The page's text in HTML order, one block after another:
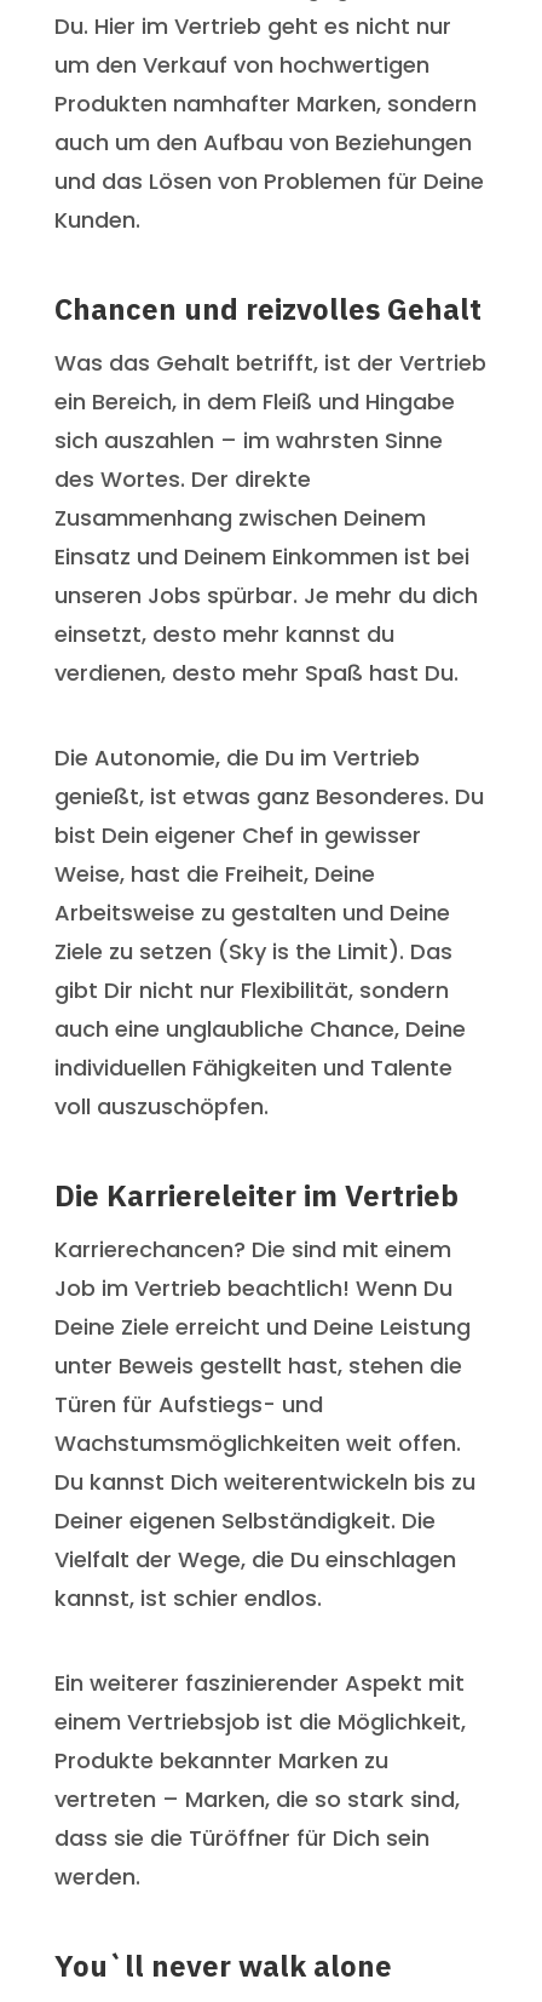
Du. Hier im Vertrieb geht es nicht nur
um den Verkauf von hochwertigen
Produkten namhafter Marken, sondern
auch um den Aufbau von Beziehungen
und das Lösen von Problemen für Deine
Kunden.
Chancen und reizvolles Gehalt
Was das Gehalt betrifft, ist der Vertrieb
ein Bereich, in dem Fleiß und Hingabe
sich auszahlen – im wahrsten Sinne
des Wortes. Der direkte
Zusammenhang zwischen Deinem
Einsatz und Deinem Einkommen ist bei
unseren Jobs spürbar. Je mehr du dich
einsetzt, desto mehr kannst du
verdienen, desto mehr Spaß hast Du.
Die Autonomie, die Du im Vertrieb
genießt, ist etwas ganz Besonderes. Du
bist Dein eigener Chef in gewisser
Weise, hast die Freiheit, Deine
Arbeitsweise zu gestalten und Deine
Ziele zu setzen (Sky is the Limit). Das
gibt Dir nicht nur Flexibilität, sondern
auch eine unglaubliche Chance, Deine
individuellen Fähigkeiten und Talente
voll auszuschöpfen.
Die Karriereleiter im Vertrieb
Karrierechancen? Die sind mit einem
Job im Vertrieb beachtlich! Wenn Du
Deine Ziele erreicht und Deine Leistung
unter Beweis gestellt hast, stehen die
Türen für Aufstiegs- und
Wachstumsmöglichkeiten weit offen.
Du kannst Dich weiterentwickeln bis zu
Deiner eigenen Selbständigkeit. Die
Vielfalt der Wege, die Du einschlagen
kannst, ist schier endlos.
Ein weiterer faszinierender Aspekt mit
einem Vertriebsjob ist die Möglichkeit,
Produkte bekannter Marken zu
vertreten – Marken, die so stark sind,
dass sie die Türöffner für Dich sein
werden.
You`ll never walk alone